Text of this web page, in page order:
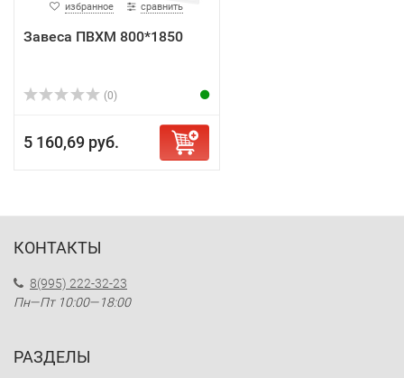
избранное сравнить
Завеса ПВХМ 800*1850
(0)
5 160,69 руб.
КОНТАКТЫ
8(995) 222-32-23
Пн—Пт 10:00—18:00
РАЗДЕЛЫ